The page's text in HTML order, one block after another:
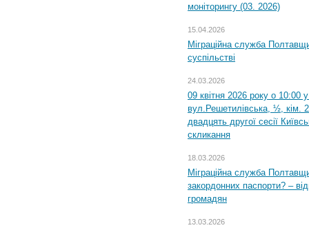
моніторингу (03. 2026)
15.04.2026
Міграційна служба
суспільстві
24.03.2026
09 квітня 2026 року о 10:00
вул.Решетилівська, ½, кім.
двадцять другої сесії
скликання
18.03.2026
Міграційна служба
закордонних паспорти? –
громадян
13.03.2026